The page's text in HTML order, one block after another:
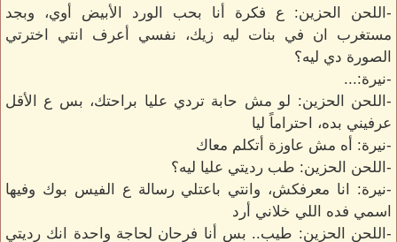
-اللحن الحزين: ع فكرة أنا بحب الورد الأبيض أوي، وبجد
مستغرب ان في بنات ليه زيك، نفسي أعرف انتي اخترتي
الصورة دي ليه؟
-نيرة:...
-اللحن الحزين: لو مش حابة تردي عليا براحتك، بس ع الأقل
عرفيني بده، احتراماً ليا
-نيرة: أه مش عاوزة أتكلم معاك
-اللحن الحزين: طب رديتي عليا ليه؟
-نيرة: انا معرفكش، وانتي باعتلي رسالة ع الفيس بوك وفيها
اسمي فده اللي خلاني أرد
-اللحن الحزين: طيب.. بس أنا فرحان لحاجة واحدة انك رديتي